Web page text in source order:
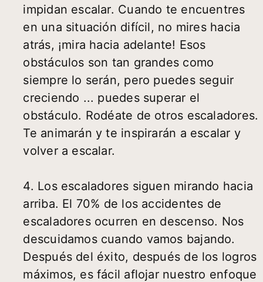
impidan escalar. Cuando te encuentres
en una situación difícil, no mires hacia
atrás, ¡mira hacia adelante! Esos
obstáculos son tan grandes como
siempre lo serán, pero puedes seguir
creciendo ... puedes superar el
obstáculo. Rodéate de otros escaladores.
Te animarán y te inspirarán a escalar y
volver a escalar.
4. Los escaladores siguen mirando hacia
arriba. El 70% de los accidentes de
escaladores ocurren en descenso. Nos
descuidamos cuando vamos bajando.
Después del éxito, después de los logros
máximos, es fácil aflojar nuestro enfoque